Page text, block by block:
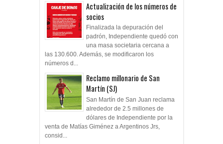
Actualización de los números de
socios
Finalizada la depuración del
padrón, Independiente quedó con
una masa societaria cercana a
las 130.600. Además, se modificaron los
números d...
Reclamo millonario de San
Martín (SJ)
San Martín de San Juan reclama
alrededor de 2.5 millones de
dólares de Independiente por la
venta de Matías Giménez a Argentinos Jrs,
consid...